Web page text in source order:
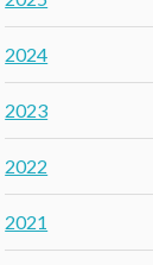
2024
2023
2022
2021